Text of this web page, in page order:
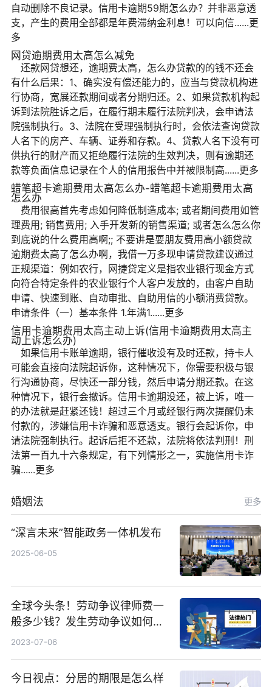
自动删除不良记录。信用卡逾期59期怎么办？并非恶意透
支，产生的费用全部都是年费滞纳金利息！可以向信......更
多
网贷逾期费用太高怎么减免
还款网贷想还，逾期费太高，怎么办贷款的的钱不还会
有什么后果：1、确实没有偿还能力的，应当与贷款机构进
行协商，宽展还款期间或者分期归还。2、如果贷款机构起
诉到法院胜诉之后，在履行期未履行法院判决，会申请法
院强制执行。3、法院在受理强制执行时，会依法查询贷款
人名下的房产、车辆、证券和存款。4、贷款人名下没有可
供执行的财产而又拒绝履行法院的生效判决，则有逾期还
款等负面信息记录在个人的信用报告中并被限制高......更多
蜡笔超卡逾期费用太高怎么办-蜡笔超卡逾期费用太高
怎么办
费用很高首先考虑如何降低制造成本; 或者期间费用如管
理费用; 销售费用; 入手开发新的销售渠道; 或者怎么怎么你
到底说的什么费用高啊;; 不要讲是耍朋友费用高小额贷款
逾期费太高了怎么办啊，我借一万多现申请贷款建议通过
正规渠道：例如农行，网捷贷定义是指农业银行现金方式
向符合特定条件的农业银行个人客户发放的，由客户自助
申请、快速到账、自动审批、自助用信的小额消费贷款。
申请条件（一）基本条件 1.年满1......更多
信用卡逾期费用太高主动上诉(信用卡逾期费用太高主
动上诉怎么办)
如果信用卡账单逾期，银行催收没有及时还款，持卡人
可能会直接向法院起诉你，这种情况下，你需要积极与银
行沟通协商，尽快还一部分钱，然后申请分期还款。在这
种情况下，银行会撤诉。信用卡逾期没还，被上诉，唯一
的办法就是赶紧还钱！超过三个月或经银行两次提醒仍未
付款的，涉嫌信用卡诈骗和恶意透支。银行会起诉你，申
请法院强制执行。起诉后拒不还款，法院将依法判刑！刑
法第一百九十六条规定，有下列情形之一，实施信用卡诈
骗......更多
婚姻法 更多
“深言未来”智能政务一体机发布
2025-06-05
全球今头条！劳动争议律师费一
般多少钱？发生劳动争议如何算
工资？
2023-07-06
今日视点：分居的期限是怎么样